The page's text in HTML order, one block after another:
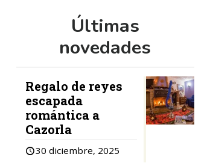
Últimas
novedades
Regalo de reyes
escapada
romántica a
Cazorla
30 diciembre, 2025